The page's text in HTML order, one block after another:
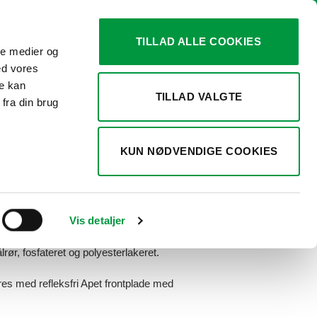
medier og
vores
kan
din brug
Vis detaljer
TILLAD ALLE COOKIES
TILLAD VALGTE
KUN NØDVENDIGE COOKIES
fosfateret og polyesterlakeret.
med refleksfri Apet frontplade med